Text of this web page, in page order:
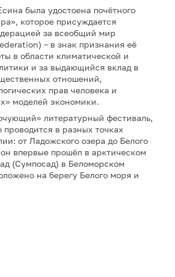
была удостоена почётного
которое присуждается
за всеобщий мир
– в знак признания её
в области климатической и
и за выдающийся вклад в
отношений,
прав человека и
моделей экономики.
литературный фестиваль,
в разных точках
от Ладожского озера до Белого
впервые прошёл в арктическом
(Сумпосад) в Беломорском
на берегу Белого моря и